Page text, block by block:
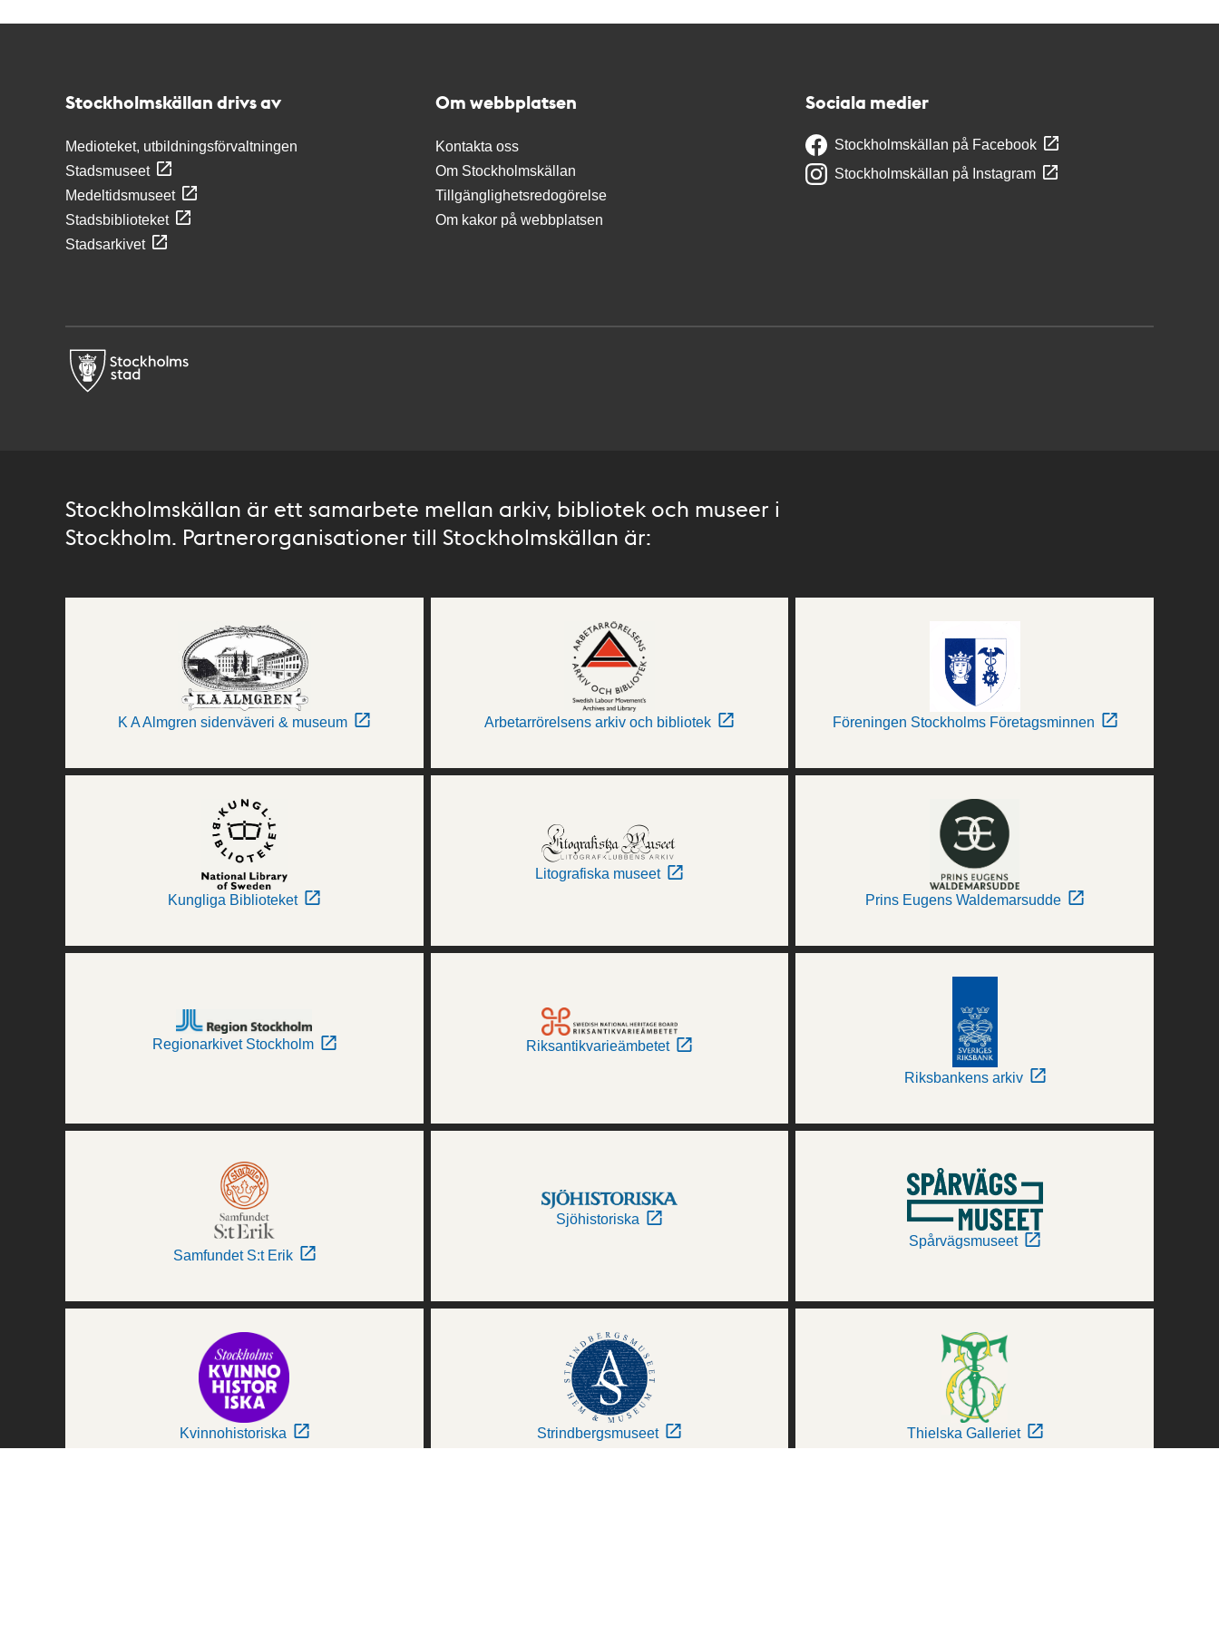
Stockholmskällan drivs av
Medioteket, utbildningsförvaltningen
Stadsmuseet
Medeltidsmuseet
Stadsbiblioteket
Stadsarkivet
Om webbplatsen
Kontakta oss
Om Stockholmskällan
Tillgänglighetsredogörelse
Om kakor på webbplatsen
Sociala medier
Stockholmskällan på Facebook
Stockholmskällan på Instagram
Stockholmskällan är ett samarbete mellan arkiv, bibliotek och museer i
Stockholm. Partnerorganisationer till Stockholmskällan är:
K A Almgren sidenväveri & museum Arbetarrörelsens arkiv och bibliotek Föreningen Stockholms Företagsminnen
Kungliga Biblioteket
Litografiska museet
Prins Eugens Waldemarsudde
Regionarkivet Stockholm Riksantikvarieämbetet
Riksbankens arkiv
Samfundet S:t Erik
Sjöhistoriska
Spårvägsmuseet
Kvinnohistoriska Strindbergsmuseet Thielska Galleriet